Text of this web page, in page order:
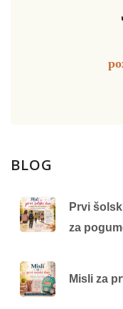
BLOG
Prvi
za
Misli za